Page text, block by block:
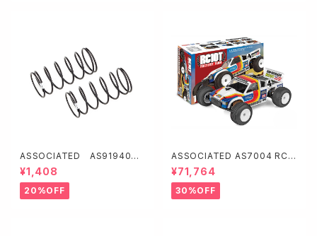
ASSOCIATED AS91940 1
3mmフロントショックスプリン
グ【ホワイト/3.3lb/in・L44・7.
25T・1.2D】
¥1,408
20%OFF
ASSOCIATED AS7004 RC1
0T Factory Team Kit
¥71,764
30%OFF